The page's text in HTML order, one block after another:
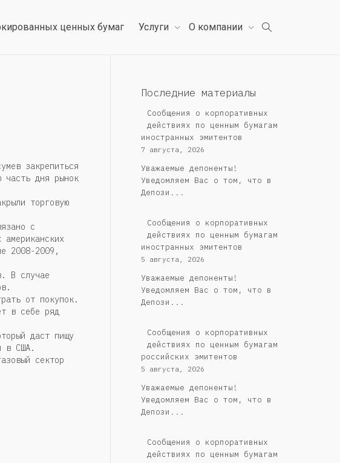
ценных бумаг Услуги О компании
закрепиться
часть дня рынок
торговую
с
2008-2009,
В случае
от покупок.
в себе ряд
даст пищу
в США.
сектор
Последние материалы
Сообщения о корпоративных
действиях по ценным бумагам
иностранных эмитентов
7 августа, 2026
Уважаемые депоненты!
Уведомляем Вас о том, что в
Депози...
Сообщения о корпоративных
действиях по ценным бумагам
иностранных эмитентов
5 августа, 2026
Уважаемые депоненты!
Уведомляем Вас о том, что в
Депози...
Cообщения о корпоративных
действиях по ценным бумагам
российских эмитентов
5 августа, 2026
Уважаемые депоненты!
Уведомляем Вас о том, что в
Депози...
Сообщения о корпоративных
действиях по ценным бумагам